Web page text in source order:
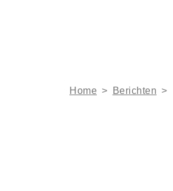
Home > Berichten >